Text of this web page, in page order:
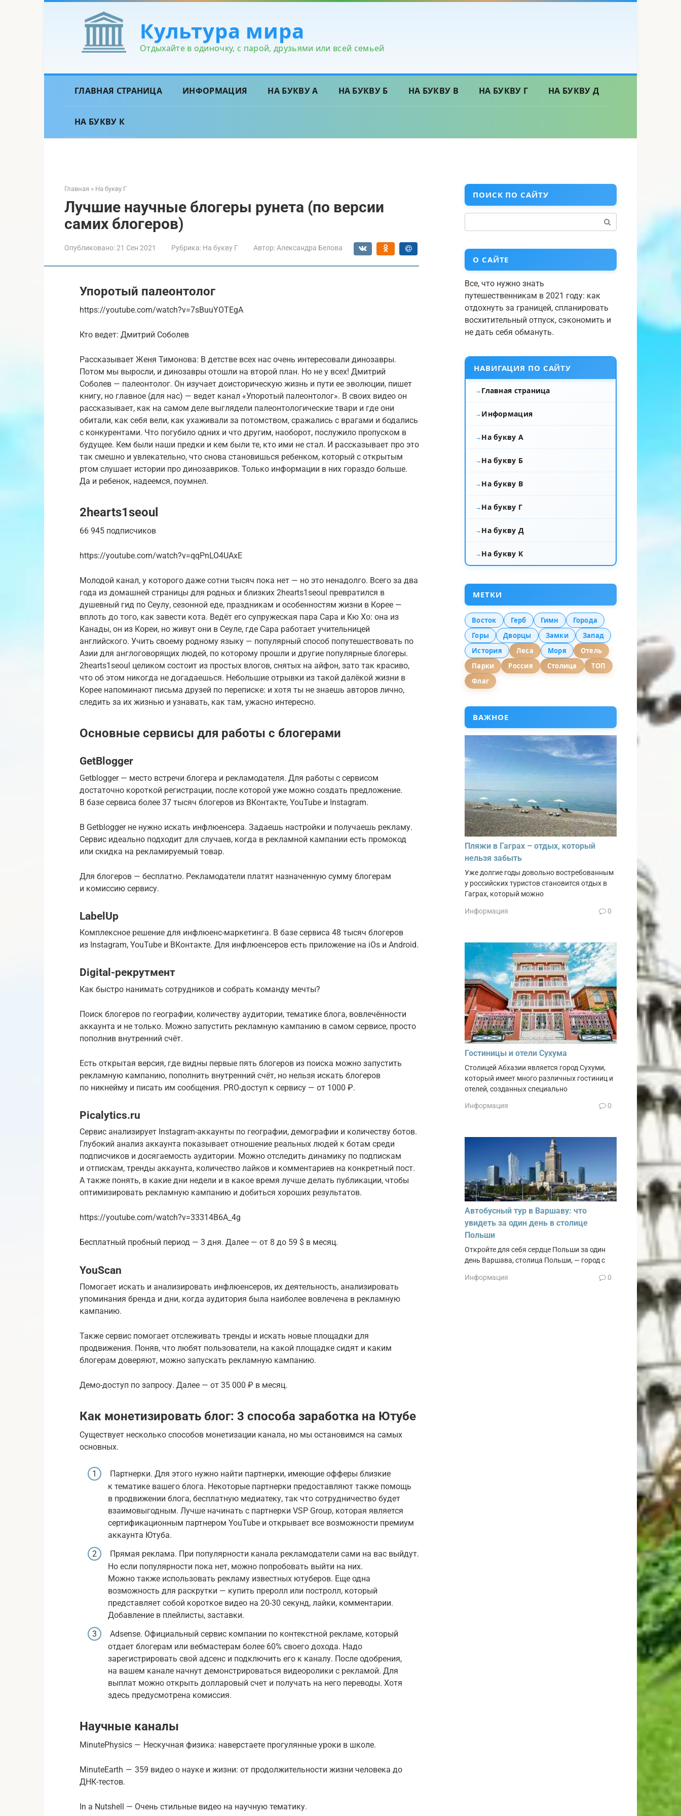
Культура мира
Отдыхайте в одиночку, с парой, друзьями или всей семьей
ГЛАВНАЯ СТРАНИЦА ИНФОРМАЦИЯ НА БУКВУ А НА БУКВУ Б НА БУКВУ В НА БУКВУ Г НА БУКВУ Д
НА БУКВУ К
Главная » На букву Г
Лучшие научные блогеры рунета (по версии
самих блогеров)
Опубликовано:21 Сен 2021 Рубрика: На букву Г Автор: Александра Белова
Упоротый палеонтолог
https://youtube.com/watch?v=7sBuuYOTEgA
Кто ведет: Дмитрий Соболев
Рассказывает Женя Тимонова: В детстве всех нас очень интересовали динозавры.
Потом мы выросли, и динозавры отошли на второй план. Но не у всех! Дмитрий
Соболев — палеонтолог. Он изучает доисторическую жизнь и пути ее эволюции, пишет
книгу, но главное (для нас) — ведет канал «Упоротый палеонтолог». В своих видео он
рассказывает, как на самом деле выглядели палеонтологические твари и где они
обитали, как себя вели, как ухаживали за потомством, сражались с врагами и бодались
с конкурентами. Что погубило одних и что другим, наоборот, послужило пропуском в
будущее. Кем были наши предки и кем были те, кто ими не стал. И рассказывает про это
так смешно и увлекательно, что снова становишься ребенком, который с открытым
ртом слушает истории про динозавриков. Только информации в них гораздо больше.
Да и ребенок, надеемся, поумнел.
2hearts1seoul
66 945 подписчиков
https://youtube.com/watch?v=qqPnLO4UAxE
Молодой канал, у которого даже сотни тысяч пока нет — но это ненадолго. Всего за два
года из домашней страницы для родных и близких 2hearts1seoul превратился в
душевный гид по Сеулу, сезонной еде, праздникам и особенностям жизни в Корее —
вплоть до того, как завести кота. Ведёт его супружеская пара Сара и Кю Хо: она из
Канады, он из Кореи, но живут они в Сеуле, где Сара работает учительницей
английского. Учить своему родному языку — популярный способ попутешествовать по
Азии для англоговорящих людей, по которому прошли и другие популярные блогеры.
2hearts1seoul целиком состоит из простых влогов, снятых на айфон, зато так красиво,
что об этом никогда не догадаешься. Небольшие отрывки из такой далёкой жизни в
Корее напоминают письма друзей по переписке: и хотя ты не знаешь авторов лично,
следить за их жизнью и узнавать, как там, ужасно интересно.
Основные сервисы для работы с блогерами
GetBlogger
Getblogger — место встречи блогера и рекламодателя. Для работы с сервисом
достаточно короткой регистрации, после которой уже можно создать предложение.
В базе сервиса более 37 тысяч блогеров из ВКонтакте, YouTube и Instagram.
В Getblogger не нужно искать инфлюенсера. Задаешь настройки и получаешь рекламу.
Сервис идеально подходит для случаев, когда в рекламной кампании есть промокод
или скидка на рекламируемый товар.
Для блогеров — бесплатно. Рекламодатели платят назначенную сумму блогерам
и комиссию сервису.
LabelUp
Комплексное решение для инфлюенс-маркетинга. В базе сервиса 48 тысяч блогеров
из Instagram, YouTube и ВКонтакте. Для инфлюенсеров есть приложение на iOs и Android.
Digital-рекрутмент
Как быстро нанимать сотрудников и собрать команду мечты?
Поиск блогеров по географии, количеству аудитории, тематике блога, вовлечённости
аккаунта и не только. Можно запустить рекламную кампанию в самом сервисе, просто
пополнив внутренний счёт.
Есть открытая версия, где видны первые пять блогеров из поиска можно запустить
рекламную кампанию, пополнить внутренний счёт, но нельзя искать блогеров
по никнейму и писать им сообщения. PRO-доступ к сервису — от 1000 ₽.
Picalytics.ru
Сервис анализирует Instagram-аккаунты по географии, демографии и количеству ботов.
Глубокий анализ аккаунта показывает отношение реальных людей к ботам среди
подписчиков и досягаемость аудитории. Можно отследить динамику по подпискам
и отпискам, тренды аккаунта, количество лайков и комментариев на конкретный пост.
А также понять, в какие дни недели и в какое время лучше делать публикации, чтобы
оптимизировать рекламную кампанию и добиться хороших результатов.
https://youtube.com/watch?v=33314B6A_4g
Бесплатный пробный период — 3 дня. Далее — от 8 до 59 $ в месяц.
YouScan
Помогает искать и анализировать инфлюенсеров, их деятельность, анализировать
упоминания бренда и дни, когда аудитория была наиболее вовлечена в рекламную
кампанию.
Также сервис помогает отслеживать тренды и искать новые площадки для
продвижения. Поняв, что любят пользователи, на какой площадке сидят и каким
блогерам доверяют, можно запускать рекламную кампанию.
Демо-доступ по запросу. Далее — от 35 000 ₽ в месяц.
Как монетизировать блог: 3 способа заработка на Ютубе
Существует несколько способов монетизации канала, но мы остановимся на самых
основных.
Партнерки. Для этого нужно найти партнерки, имеющие офферы близкие
к тематике вашего блога. Некоторые партнерки предоставляют также помощь
в продвижении блога, бесплатную медиатеку, так что сотрудничество будет
взаимовыгодным. Лучше начинать с партнерки VSP Group, которая является
сертификационным партнером YouTube и открывает все возможности премиум
аккаунта Ютуба.
Прямая реклама. При популярности канала рекламодатели сами на вас выйдут.
Но если популярности пока нет, можно попробовать выйти на них.
Можно также использовать рекламу известных ютуберов. Еще одна
возможность для раскрутки — купить преролл или постролл, который
представляет собой короткое видео на 20-30 секунд, лайки, комментарии.
Добавление в плейлисты, заставки.
Adsense. Официальный сервис компании по контекстной рекламе, который
отдает блогерам или вебмастерам более 60% своего дохода. Надо
зарегистрировать свой адсенс и подключить его к каналу. После одобрения,
на вашем канале начнут демонстрироваться видеоролики с рекламой. Для
выплат можно открыть долларовый счет и получать на него переводы. Хотя
здесь предусмотрена комиссия.
Научные каналы
MinutePhysics — Нескучная физика: наверстаете прогулянные уроки в школе.
MinuteEarth — 359 видео о науке и жизни: от продолжительности жизни человека до
ДНК-тестов.
In a Nutshell — Очень стильные видео на научную тематику.
ПОИСК ПО САЙТУ
О САЙТЕ
Все, что нужно знать
путешественникам в 2021 году: как
отдохнуть за границей, спланировать
восхитительный отпуск, сэкономить и
не дать себя обмануть.
НАВИГАЦИЯ ПО САЙТУ
Главная страница
Информация
На букву А
На букву Б
На букву В
На букву Г
На букву Д
На букву К
МЕТКИ
Восток Герб Гимн
Города
Горы
Дворцы Замки
Запад
История
Леса Моря
Отель
Парки
Россия Столица
ТОП
Флаг
ВАЖНОЕ
Пляжи в Гаграх – отдых, который
нельзя забыть
Уже долгие годы довольно востребованным
у российских туристов становится отдых в
Гаграх, который можно
Информация 0
Гостиницы и отели Сухума
Столицей Абхазии является город Сухуми,
который имеет много различных гостиниц и
отелей, созданных специально
Информация 0
Автобусный тур в Варшаву: что
увидеть за один день в столице
Польши
Откройте для себя сердце Польши за один
день Варшава, столица Польши, — город с
Информация 0